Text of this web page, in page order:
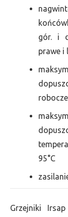
gór. i
prawe i
95°C
Grzejniki